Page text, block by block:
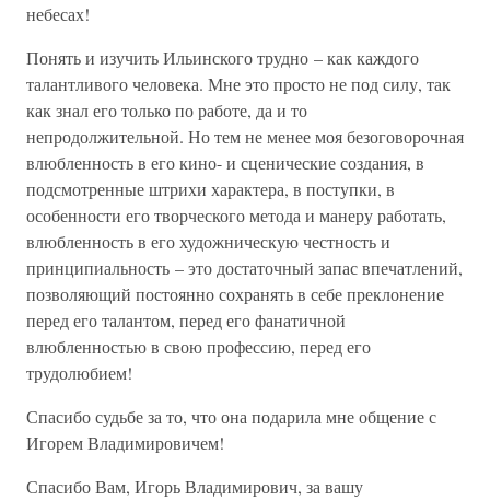
небесах!
Понять и изучить Ильинского трудно – как каждого
талантливого человека. Мне это просто не под силу, так
как знал его только по работе, да и то
непродолжительной. Но тем не менее моя безоговорочная
влюбленность в его кино- и сценические создания, в
подсмотренные штрихи характера, в поступки, в
особенности его творческого метода и манеру работать,
влюбленность в его художническую честность и
принципиальность – это достаточный запас впечатлений,
позволяющий постоянно сохранять в себе преклонение
перед его талантом, перед его фанатичной
влюбленностью в свою профессию, перед его
трудолюбием!
Спасибо судьбе за то, что она подарила мне общение с
Игорем Владимировичем!
Спасибо Вам, Игорь Владимирович, за вашу